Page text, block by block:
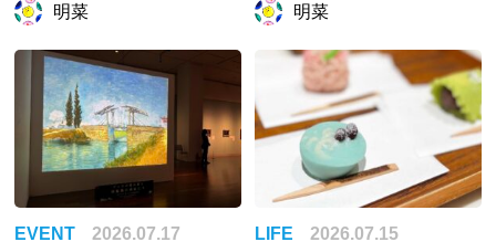
ing -Beauty, Dream, Love』
ニッコ」の誕生秘話から読み解
明菜
のスタイル
明菜
EVENT 2026.07.17 LIFE 2026.07.15